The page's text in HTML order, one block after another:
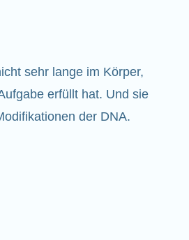
sehr lange im Körper,
erfüllt hat. Und sie
der DNA.